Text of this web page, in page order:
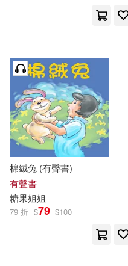
棉絨兔 (有聲書)
有聲書
糖果姐姐
79 折 $79 $100